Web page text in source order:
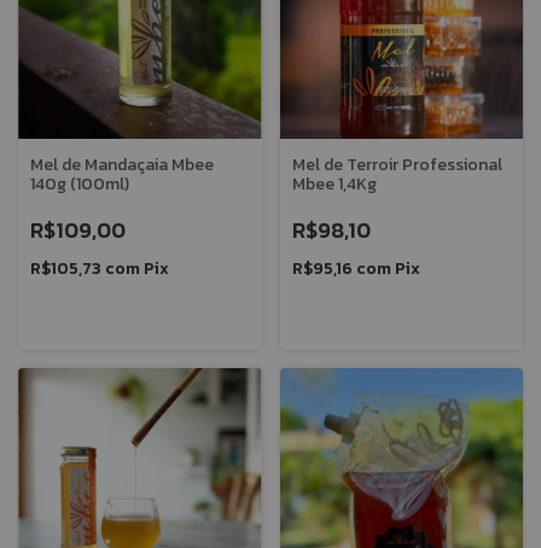
Mel de Mandaçaia Mbee
140g (100ml)
R$109,00
R$105,73 com Pix
Mel de Terroir Professional
Mbee 1,4Kg
R$98,10
R$95,16 com Pix